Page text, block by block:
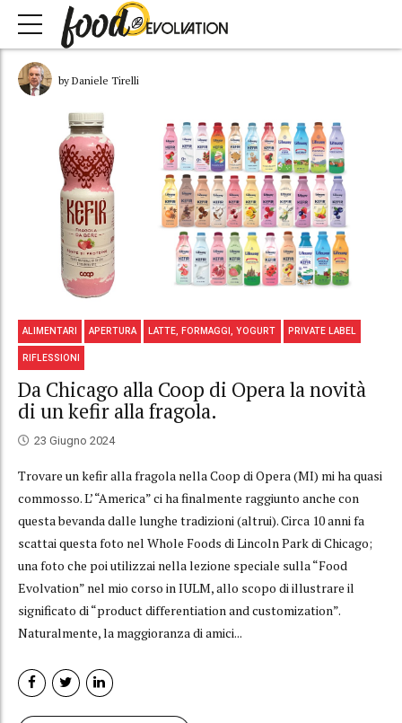
by Daniele Tirelli
ALIMENTARI APERTURA LATTE, FORMAGGI, YOGURT PRIVATE LABEL
RIFLESSIONI
Da Chicago alla Coop di Opera la novità
di un kefir alla fragola.
23 Giugno 2024
Trovare un kefir alla fragola nella Coop di Opera (MI) mi ha quasi
commosso. L’ “America” ci ha finalmente raggiunto anche con
questa bevanda dalle lunghe tradizioni (altrui). Circa 10 anni fa
scattai questa foto nel Whole Foods di Lincoln Park di Chicago;
una foto che poi utilizzai nella lezione speciale sulla “Food
Evolvation” nel mio corso in IULM, allo scopo di illustrare il
significato di “product differentiation and customization”.
Naturalmente, la maggioranza di amici...